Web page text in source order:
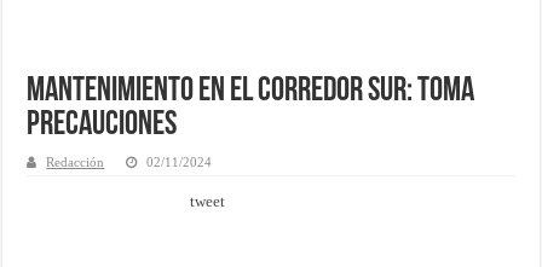
Mantenimiento en el Corredor Sur: Toma
Precauciones
Redacción 02/11/2024
tweet